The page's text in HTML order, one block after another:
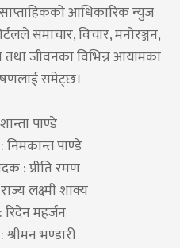
साप्ताहिकको आधिकारिक न्युज
समाचार, विचार, मनोरञ्जन,
तथा जीवनका विभिन्न आयामका
समेट्छ।
पाण्डे
निमकान्त पाण्डे
: प्रीति रमण
लक्ष्मी शाक्य
महर्जन
भण्डारी